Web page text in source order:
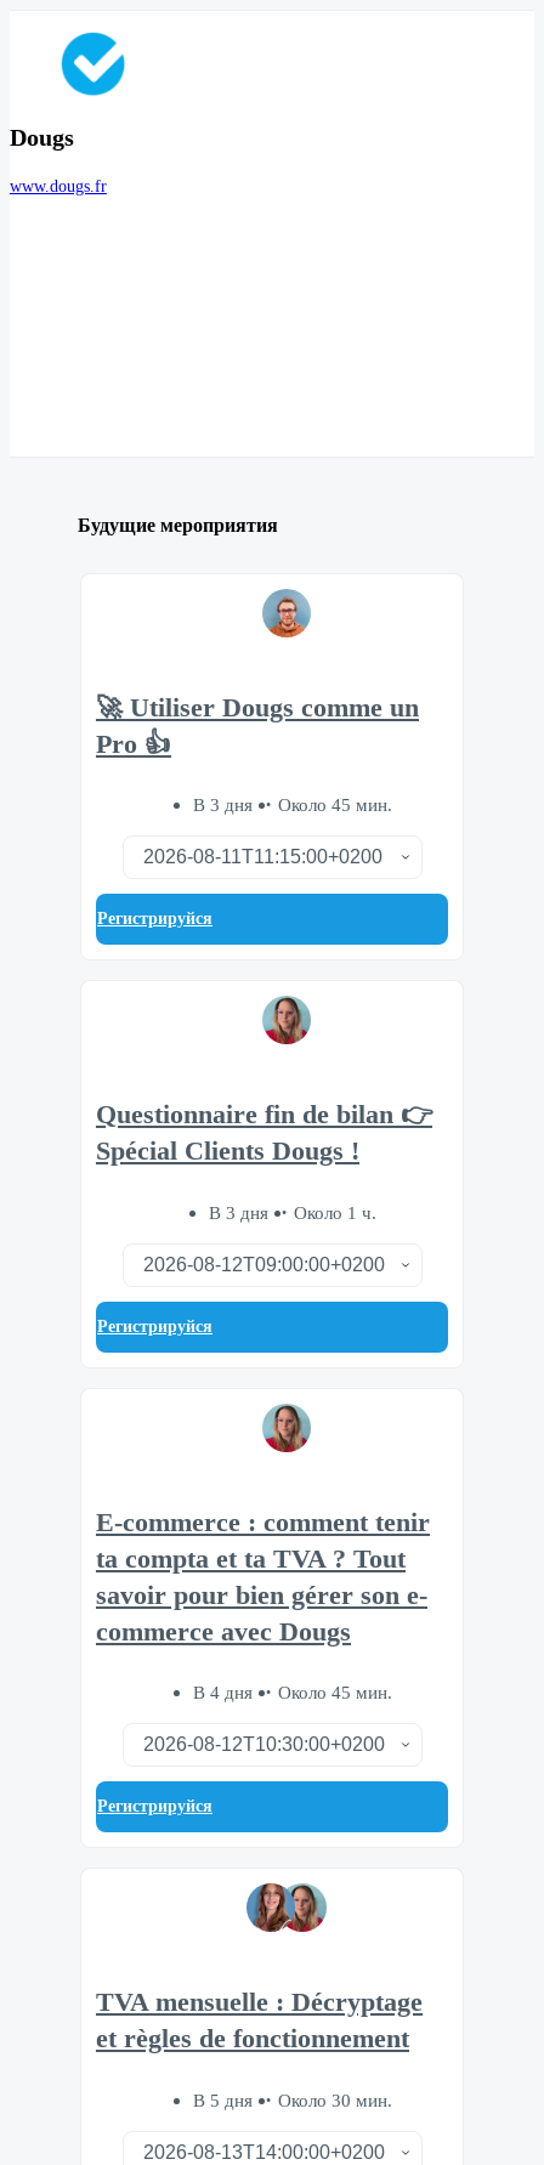
Dougs
www.dougs.fr
Будущие мероприятия
🚀 Utiliser Dougs comme un
Pro 👍
В 3 дня Около 45 мин.
Регистрируйся
Questionnaire fin de bilan 👉
Spécial Clients Dougs !
В 3 дня Около 1 ч.
Регистрируйся
E-commerce : comment tenir
ta compta et ta TVA ? Tout
savoir pour bien gérer son e-
commerce avec Dougs
В 4 дня Около 45 мин.
Регистрируйся
TVA mensuelle : Décryptage
et règles de fonctionnement
В 5 дня Около 30 мин.